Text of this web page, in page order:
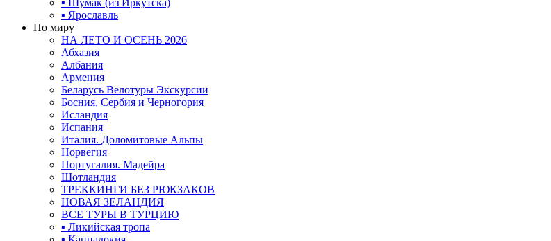
▪ Шумак (из Иркутска)
▪ Ярославль
По миру
НА ЛЕТО И ОСЕНЬ 2026
Абхазия
Албания
Армения
Беларусь Велотуры Экскурсии
Босния, Сербия и Черногория
Исландия
Испания
Италия. Доломитовые Альпы
Норвегия
Португалия. Мадейра
Шотландия
ТРЕККИНГИ БЕЗ РЮКЗАКОВ
НОВАЯ ЗЕЛАНДИЯ
ВСЕ ТУРЫ В ТУРЦИЮ
▪ Ликийская тропа